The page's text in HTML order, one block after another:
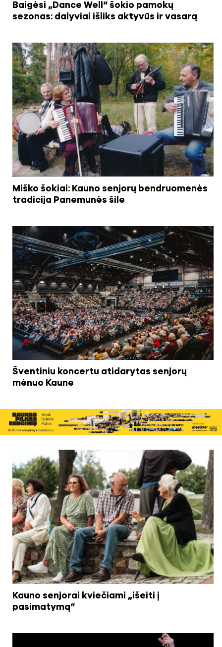
Baigėsi „Dance Well“ šokio pamokų
sezonas: dalyviai išliks aktyvūs ir vasarą
Miško šokiai: Kauno senjorų bendruomenės
tradicija Panemunės šile
Šventiniu koncertu atidarytas senjorų
mėnuo Kaune
Kauno senjorai kviečiami „išeiti į
pasimatymą“